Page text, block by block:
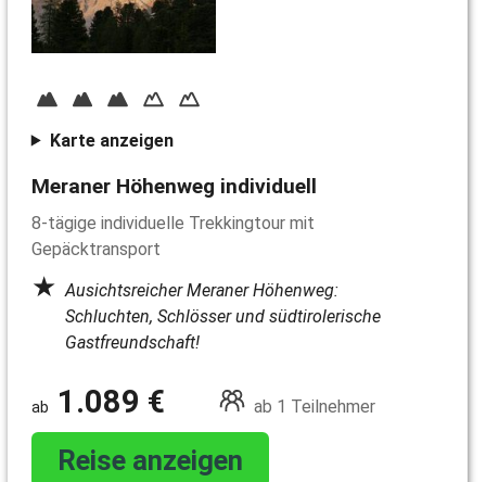
Karte anzeigen
Meraner Höhenweg individuell
8-tägige individuelle Trekkingtour mit
Gepäcktransport
Ausichtsreicher Meraner Höhenweg:
Schluchten, Schlösser und südtirolerische
Gastfreundschaft!
1.089 € ab 1 Teilnehmer
Reise anzeigen